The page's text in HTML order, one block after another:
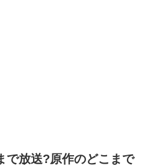
で放送?原作のどこまで